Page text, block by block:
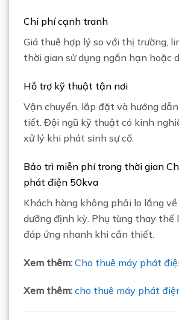
Chi phí cạnh tranh
Giá thuê hợp lý so với thị trường,
thời gian sử dụng ngắn hạn hoặc
Hỗ trợ kỹ thuật tận nơi
Vận chuyển, lắp đặt và hướng
tiết. Đội ngũ kỹ thuật có kinh
xử lý khi phát sinh sự cố.
Bảo trì miễn phí trong thời gian
phát điện 50kva
Khách hàng không phải lo lắng
dưỡng định kỳ. Phụ tùng thay thế
đáp ứng nhanh khi cần thiết.
Xem thêm: Cho thuê máy phát
Xem thêm: cho thuê máy phát